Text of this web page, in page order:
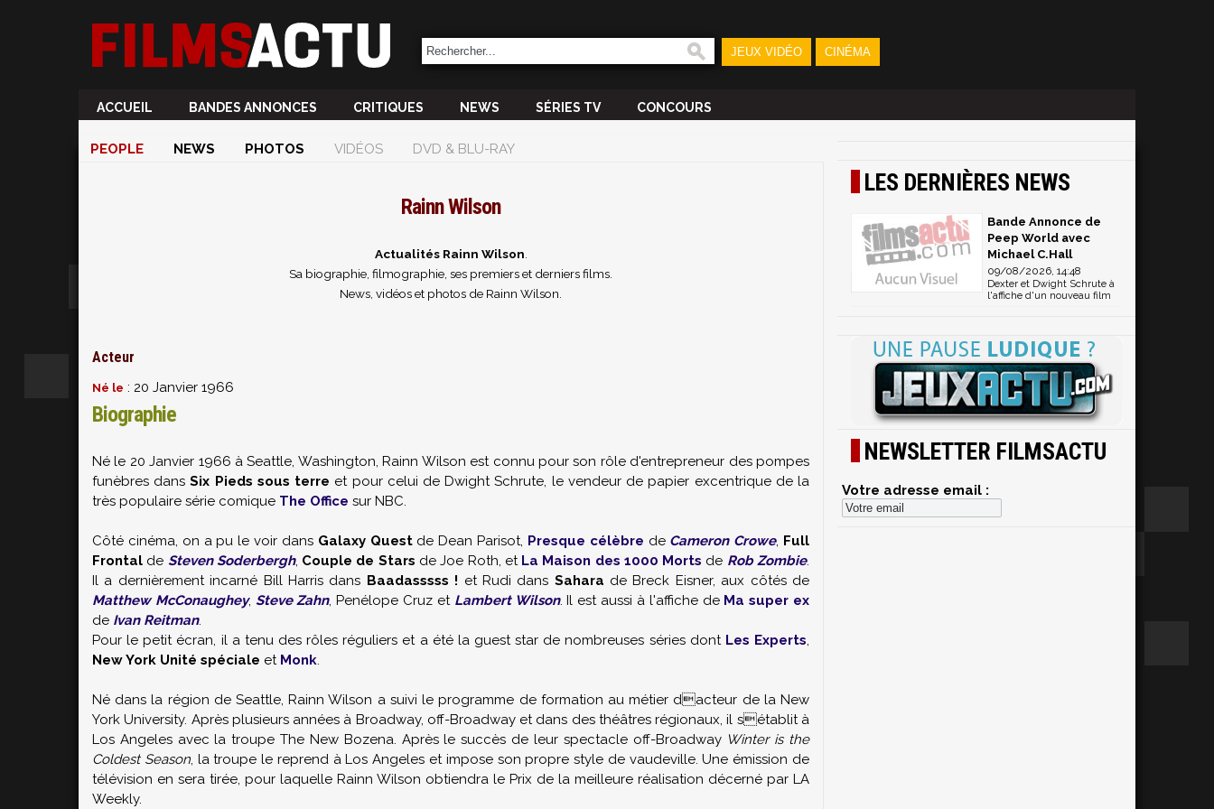
JEUX VIDÉO CINÉMA
ACCUEIL BANDES ANNONCES CRITIQUES NEWS SÉRIES TV CONCOURS
PEOPLE NEWS PHOTOS VIDÉOS DVD & BLU-RAY
Rainn Wilson
Actualités Rainn Wilson
Sa biographie, filmographie, ses premiers et derniers films.
News, vidéos et photos de Rainn Wilson.
Acteur
Né le : 20 Janvier 1966
Biographie
Né le 20 Janvier 1966 à Seattle, Washington, Rainn Wilson est connu pour son rôle d'entrepreneur des pompes
funèbres dansSix Pieds sous terre et pour celui de Dwight Schrute, le vendeur de papier excentrique de la
très populaire série comique The Office sur NBC.
Côté cinéma, on a pu le voir dans Galaxy Questde Dean Parisot, Presque célèbre de Cameron Crowe, Full
Frontal de Steven Soderbergh, Couple de Stars de Joe Roth, et La Maison des 1000 Morts de Rob Zombie.
Il a dernièrement incarné Bill Harris dans Baadasssss ! et Rudi dans Sahara de Breck Eisner, aux côtés de
Matthew McConaughey, Steve Zahn, Penélope Cruz et Lambert Wilson. Il est aussi à l'affiche de Ma super ex
de Ivan Reitman.
Pour le petit écran, il a tenu des rôles réguliers et a été la guest star de nombreuses séries dont Les Experts,
New York Unité spéciale et Monk.
Né dans la région de Seattle, Rainn Wilson a suivi le programme de formation au métier dacteur de la New
York University. Après plusieurs années à Broadway, off-Broadway et dans des théâtres régionaux, il sétablit à
Los Angeles avec la troupe The New Bozena. Après le succès de leur spectacle off-Broadway Winter is the
Coldest Season, la troupe le reprend à Los Angeles et impose son propre style de vaudeville. Une émission de
télévision en sera tirée, pour laquelle Rainn Wilson obtiendra le Prix de la meilleure réalisation décerné par LA
Weekly.
LES DERNIÈRES NEWS
Bande Annonce de
Peep World avec
Michael C.Hall
09/08/2026, 14:48
Dexter et Dwight Schrute à
l'affiche d'un nouveau film
NEWSLETTER FILMSACTU
Votre adresse email :